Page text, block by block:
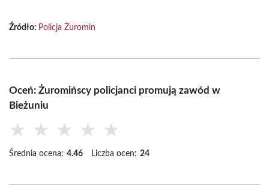
Źródło: Policja Żuromin
Oceń: Żuromińscy policjanci promują zawód w
Bieżuniu
★ ★ ★ ★ ★
Średnia ocena: 4.46 Liczba ocen: 24